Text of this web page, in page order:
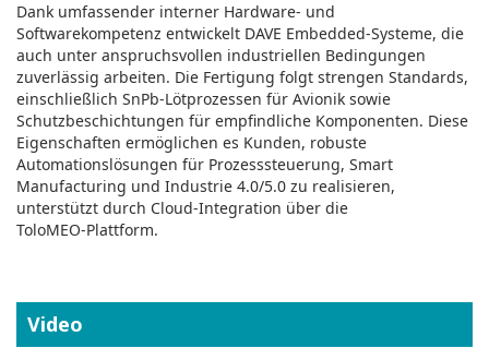
Dank umfassender interner Hardware‑ und
Softwarekompetenz entwickelt DAVE Embedded‑Systeme, die
auch unter anspruchsvollen industriellen Bedingungen
zuverlässig arbeiten. Die Fertigung folgt strengen Standards,
einschließlich SnPb‑Lötprozessen für Avionik sowie
Schutzbeschichtungen für empfindliche Komponenten. Diese
Eigenschaften ermöglichen es Kunden, robuste
Automationslösungen für Prozesssteuerung, Smart
Manufacturing und Industrie 4.0/5.0 zu realisieren,
unterstützt durch Cloud‑Integration über die
ToloMEO‑Plattform.
Video